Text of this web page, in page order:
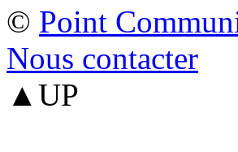
© Point
Nous contacter
▲UP